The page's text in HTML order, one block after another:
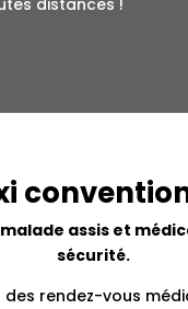
distances !
assis et
sécurité.
rendez-vous